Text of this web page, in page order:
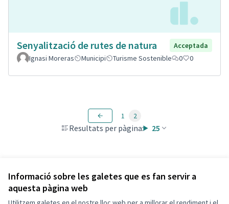
Informació sobre les galetes que es fan servir a
aquesta pàgina web
Senyalització de rutes de natura
Acceptada
Ignasi Moreras
Municipi Turisme Sostenible 0 0
Resultats per pàgina: 25
1 2
Veure totes les propostes retirades